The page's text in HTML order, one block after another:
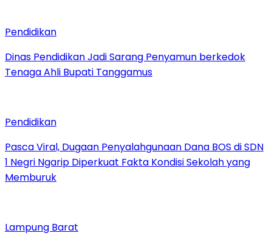
Pendidikan
Dinas Pendidikan Jadi Sarang Penyamun berkedok
Tenaga Ahli Bupati Tanggamus
Pendidikan
Pasca Viral, Dugaan Penyalahgunaan Dana BOS di SDN
1 Negri Ngarip Diperkuat Fakta Kondisi Sekolah yang
Memburuk
Lampung Barat